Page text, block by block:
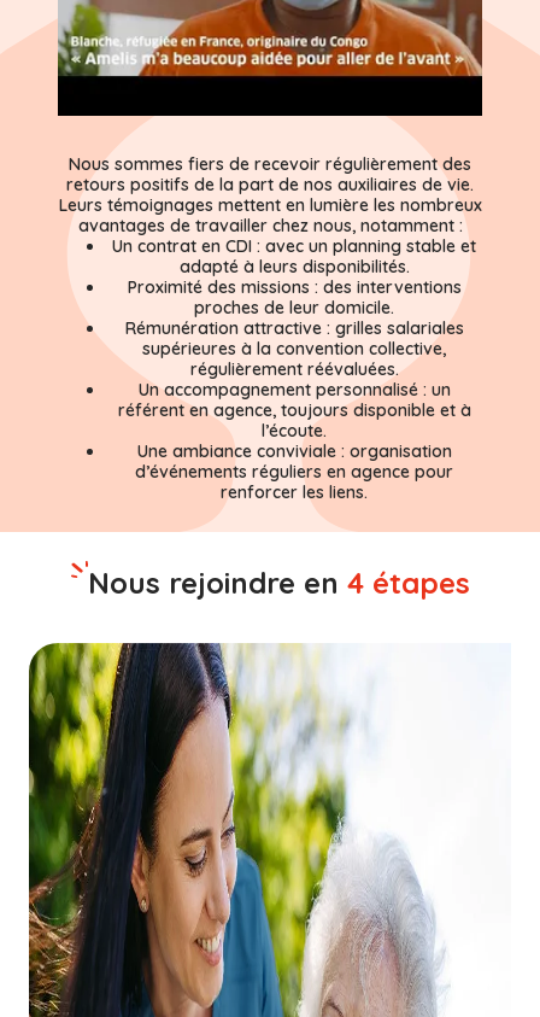
Nous sommes fiers de recevoir régulièrement des
retours positifs de la part de nos auxiliaires de vie.
Leurs témoignages mettent en lumière les nombreux
avantages de travailler chez nous, notamment :
Un contrat en CDI : avec un planning stable et
adapté à leurs disponibilités.
Proximité des missions : des interventions
proches de leur domicile.
Rémunération attractive : grilles salariales
supérieures à la convention collective,
régulièrement réévaluées.
Un accompagnement personnalisé : un
référent en agence, toujours disponible et à
l’écoute.
Une ambiance conviviale : organisation
d’événements réguliers en agence pour
renforcer les liens.
Nous rejoindre en 4 étapes